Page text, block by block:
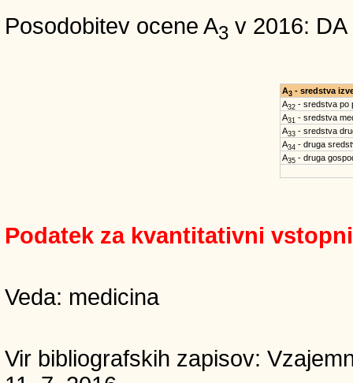
Posodobitev ocene A3 v 2016: DA
A3- sredstva
A32- sredstva po
A31 - sredstva
A33- sredstva
A34 - druga
A35- druga
Podatek za kvantitativni
Veda: medicina
Vir bibliografskih zapisov: